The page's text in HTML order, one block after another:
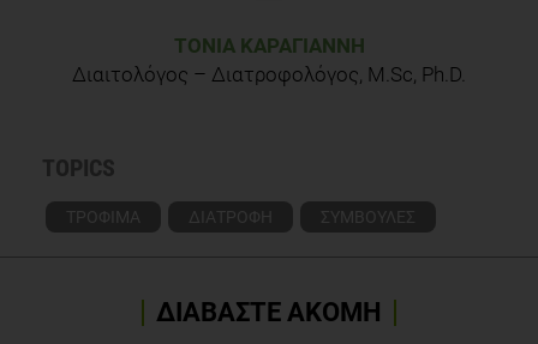
ΤΌΝΙΑ ΚΑΡΑΓΙΆΝΝΗ
Διαιτολόγος – Διατροφολόγος, M.Sc, Ph.D.
TOPICS
ΤΡΟΦΙΜΑ ΔΙΑΤΡΟΦΗ ΣΥΜΒΟΥΛΕΣ
ΔΙΑΒΑΣΤΕ ΑΚΟΜΗ